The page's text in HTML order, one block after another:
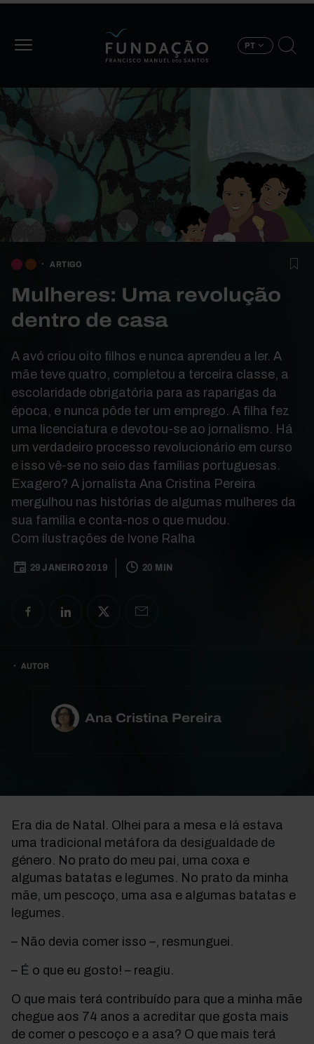
PT
ARTIGO
Mulheres: Uma revolução
dentro de casa
A avó criou oito filhos e nunca aprendeu a ler. A
mãe teve quatro, completou a terceira classe, a
escolaridade obrigatória para as raparigas da
época, e nunca pôde ter um emprego. A filha fez
uma licenciatura e devotou-se ao jornalismo. Há
um verdadeiro processo revolucionário em curso
e isso vê-se no seio das famílias portuguesas.
Exagero? A jornalista Ana Cristina Pereira
mergulhou nas histórias de algumas mulheres da
sua família e conta-nos o que mudou.
Com ilustrações de Ivone Ralha
29 JANEIRO 2019 20 MIN
AUTOR
Ana Cristina Pereira
Era dia de Natal. Olhei para a mesa e lá estava
uma tradicional metáfora da desigualdade de
género. No prato do meu pai, uma coxa e
algumas batatas e legumes. No prato da minha
mãe, um pescoço, uma asa e algumas batatas e
legumes.
– Não devia comer isso –, resmunguei.
– É o que eu gosto! – reagiu.
O que mais terá contribuído para que a minha mãe
chegue aos 74 anos a acreditar que gosta mais
de comer o pescoço e a asa? O que mais terá